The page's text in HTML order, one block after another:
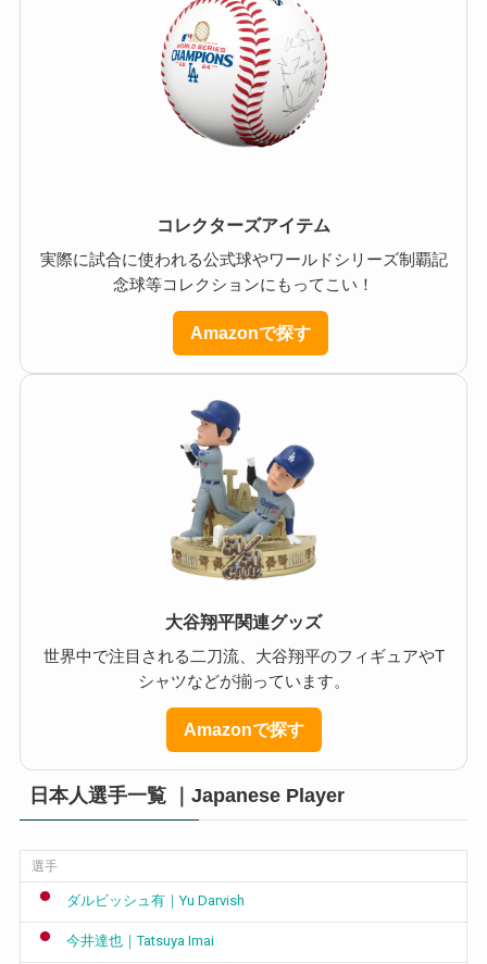
コレクターズアイテム
実際に試合に使われる公式球やワールドシリーズ制覇記
念球等コレクションにもってこい！
Amazonで探す
大谷翔平関連グッズ
世界中で注目される二刀流、大谷翔平のフィギュアやT
シャツなどが揃っています。
Amazonで探す
日本人選手一覧 ｜Japanese Player
選手
ダルビッシュ有｜Yu Darvish
今井達也｜Tatsuya Imai